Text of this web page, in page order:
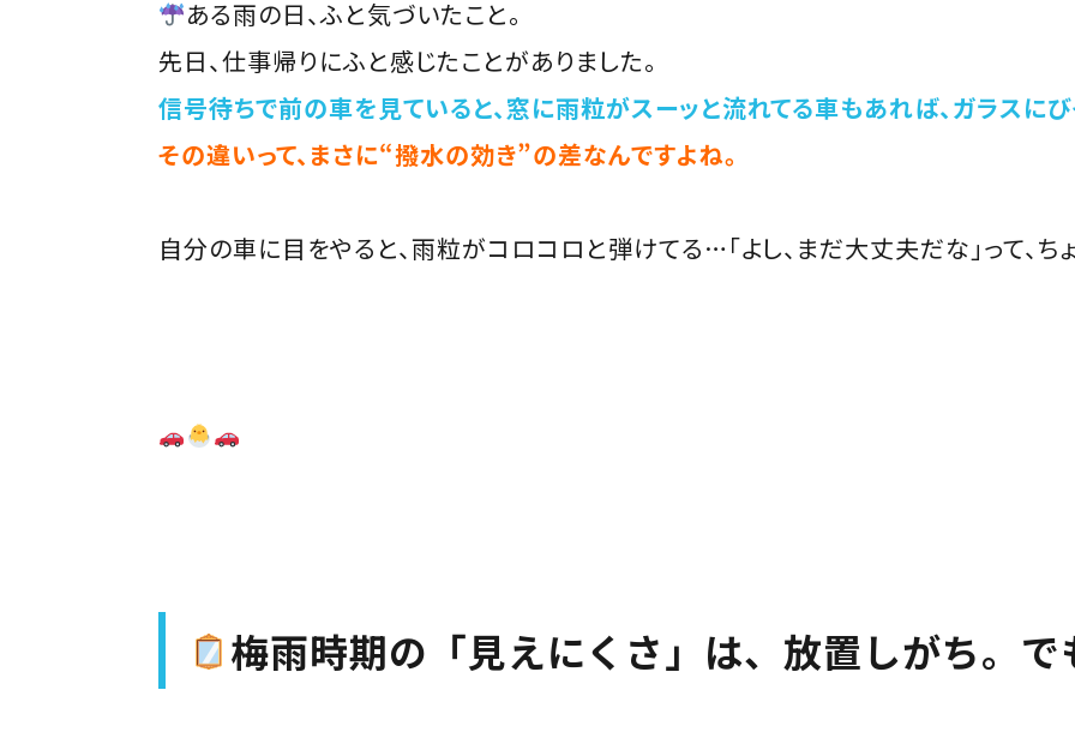
ある雨の日、ふと気づいたこと。
先日、仕事帰りにふと感じたことがありました。
信号待ちで前の車を見ていると、窓に雨粒がスーッと流れてる車もあれば、ガラスにび
その違いって、まさに“撥水の効き”の差なんですよね。
自分の車に目をやると、雨粒がコロコロと弾けてる…「よし、まだ大丈夫だな」って、ち
梅雨時期の「見えにくさ」は、放置しがち。